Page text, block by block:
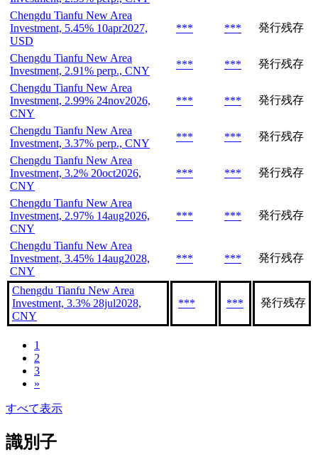
Chengdu Tianfu New Area
Investment, 5.45% 10apr2027,
USD
*** *** 発行残存
Chengdu Tianfu New Area
Investment, 2.91% perp., CNY
*** ***
発行残存
Chengdu Tianfu New Area
Investment, 2.99% 24nov2026,
CNY
*** *** 発行残存
Chengdu Tianfu New Area
Investment, 3.37% perp., CNY
*** ***
発行残存
Chengdu Tianfu New Area
Investment, 3.2% 20oct2026,
CNY
*** *** 発行残存
Chengdu Tianfu New Area
Investment, 2.97% 14aug2026,
CNY
*** *** 発行残存
Chengdu Tianfu New Area
Investment, 3.45% 14aug2028,
CNY
*** *** 発行残存
Chengdu Tianfu New Area
Investment, 3.3% 28jul2028,
CNY
*** *** 発行残存
1
2
3
»
すべて表示
識別子